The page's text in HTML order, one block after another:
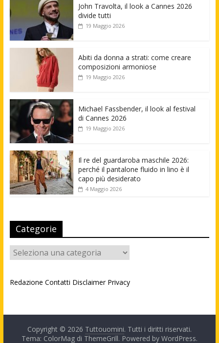
John Travolta, il look a Cannes 2026
divide tutti
19 Maggio 2026
Abiti da donna a strati: come creare
composizioni armoniose
19 Maggio 2026
Michael Fassbender, il look al festival
di Cannes 2026
19 Maggio 2026
Il re del guardaroba maschile 2026:
perché il pantalone fluido in lino è il
capo più desiderato
4 Maggio 2026
Categorie
Categorie
Redazione Contatti Disclaimer Privacy
Copyright © 2026 Tuttouomini. Tutti i diritti riservati.
Tema: ColorMag di ThemeGrill. Powered by WordPress.